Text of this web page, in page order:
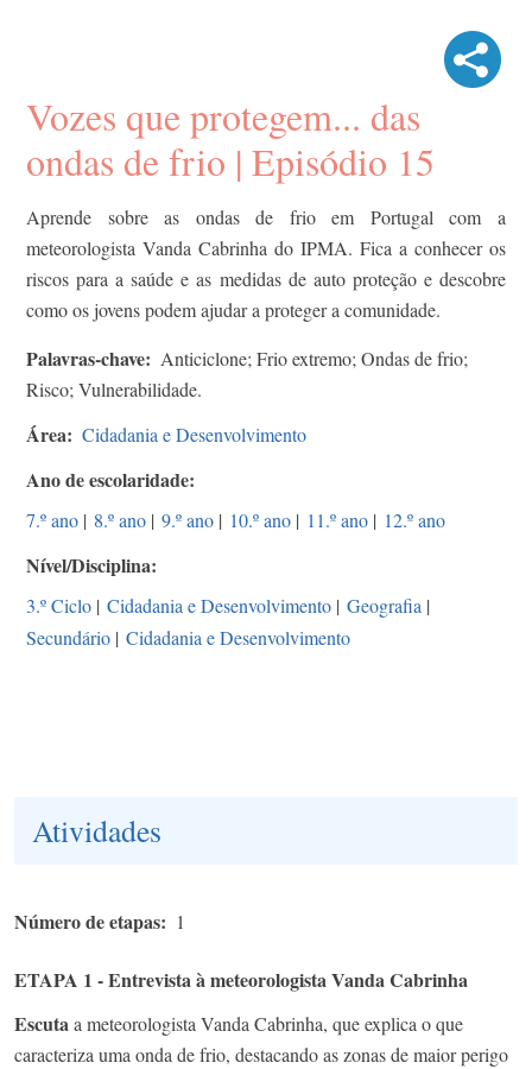
Vozes que protegem... das
ondas de frio | Episódio 15
Aprende sobre as ondas de frio em Portugal com a
meteorologista Vanda Cabrinha do IPMA. Fica a conhecer os
riscos para a saúde e as medidas de auto proteção e descobre
como os jovens podem ajudar a proteger a comunidade.
Palavras-chave
Anticiclone; Frio extremo; Ondas de frio;
Risco; Vulnerabilidade.
Área Cidadania e Desenvolvimento
Ano de escolaridade
7.º ano | 8.º ano | 9.º ano | 10.º ano | 11.º ano | 12.º ano
Nível/Disciplina
3.º Ciclo | Cidadania e Desenvolvimento | Geografia |
Secundário | Cidadania e Desenvolvimento
Atividades
Número de etapas 1
ETAPA 1 - Entrevista à meteorologista Vanda Cabrinha
Escutaa meteorologista Vanda Cabrinha, que explica o que
caracteriza uma onda de frio, destacando as zonas de maior perigo